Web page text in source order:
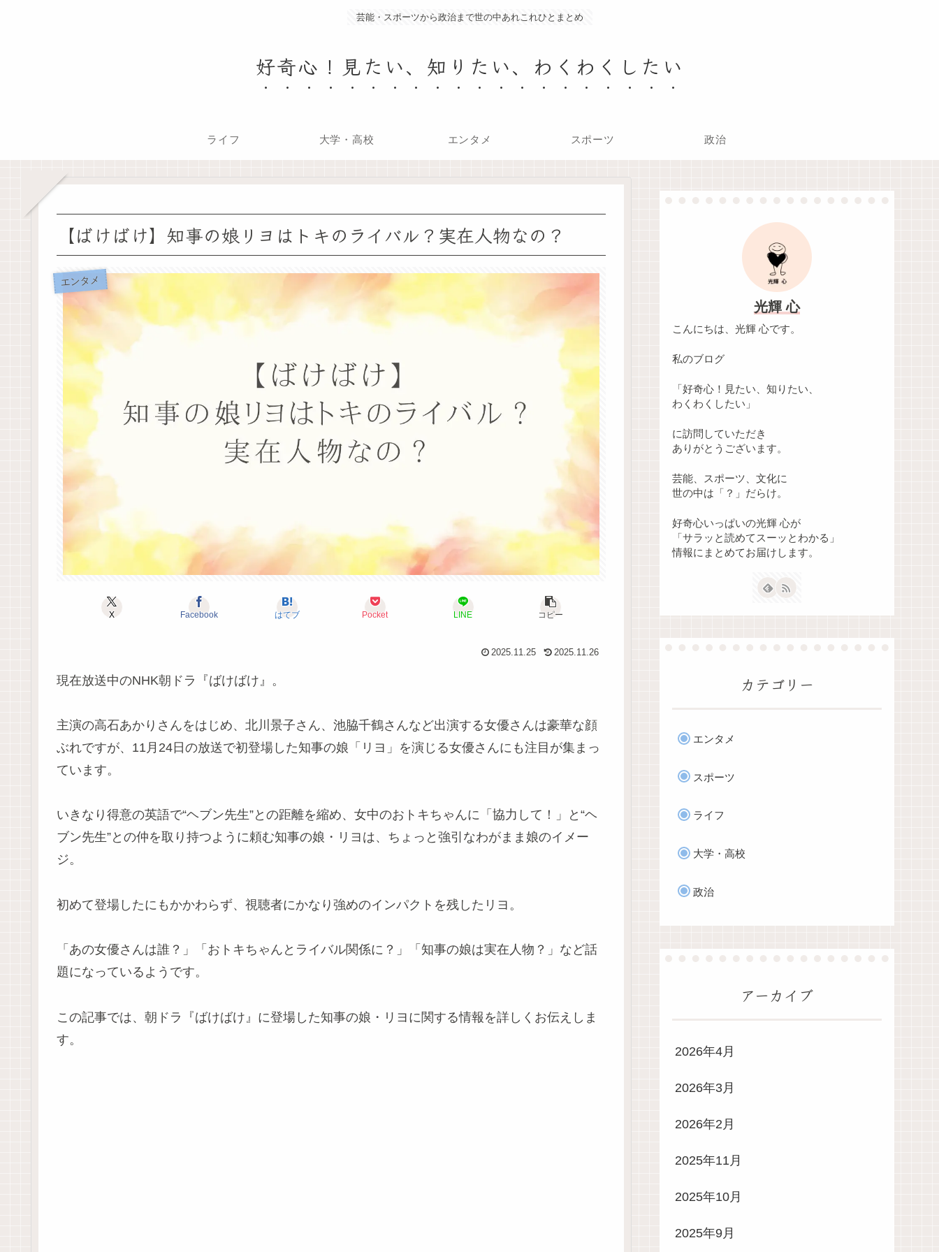
芸能・スポーツから政治まで世の中あれこれひとまとめ
好奇心！見たい、知りたい、わくわくしたい
ライフ 大学・高校 エンタメ スポーツ 政治
【ばけばけ】知事の娘リヨはトキのライバル？実在人物なの？
エンタメ
X Facebook はてブ Pocket LINE コピー
2025.11.25 2025.11.26
現在放送中のNHK朝ドラ『ばけばけ』。
主演の高石あかりさんをはじめ、北川景子さん、池脇千鶴さんなど出演する女優さんは豪華な顔
ぶれですが、11月24日の放送で初登場した知事の娘「リヨ」を演じる女優さんにも注目が集まっ
ています。
いきなり得意の英語で“ヘブン先生”との距離を縮め、女中のおトキちゃんに「協力して！」と“ヘ
ブン先生”との仲を取り持つように頼む知事の娘・リヨは、ちょっと強引なわがまま娘のイメー
ジ。
初めて登場したにもかかわらず、視聴者にかなり強めのインパクトを残したリヨ。
「あの女優さんは誰？」「おトキちゃんとライバル関係に？」「知事の娘は実在人物？」など話
題になっているようです。
この記事では、朝ドラ『ばけばけ』に登場した知事の娘・リヨに関する情報を詳しくお伝えしま
す。
光輝 心
こんにちは、光輝 心です。
私のブログ
「好奇心！見たい、知りたい、
わくわくしたい」
に訪問していただき
ありがとうございます。
芸能、スポーツ、文化に
世の中は「？」だらけ。
好奇心いっぱいの光輝 心が
「サラッと読めてスーッとわかる」
情報にまとめてお届けします。
カテゴリー
エンタメ
スポーツ
ライフ
大学・高校
政治
アーカイブ
2026年4月
2026年3月
2026年2月
2025年11月
2025年10月
2025年9月